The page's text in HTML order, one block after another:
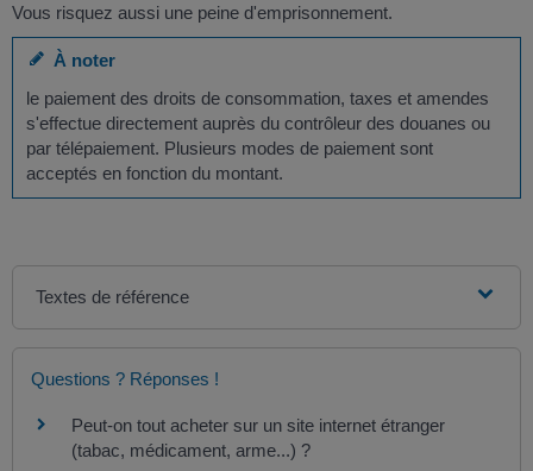
Vous risquez aussi une peine d'emprisonnement.
À noter
le paiement des droits de consommation, taxes et amendes
s'effectue directement auprès du contrôleur des douanes ou
par télépaiement. Plusieurs modes de paiement sont
acceptés en fonction du montant.
Textes de référence
Questions ? Réponses !
Peut-on tout acheter sur un site internet étranger
(tabac, médicament, arme...) ?